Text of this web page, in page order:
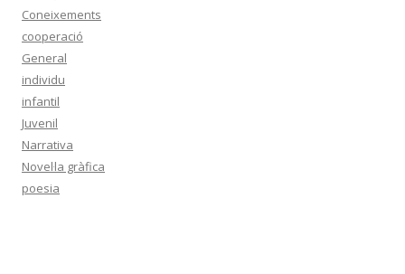
Coneixements
cooperació
General
individu
infantil
Juvenil
Narrativa
Novel·la gràfica
poesia